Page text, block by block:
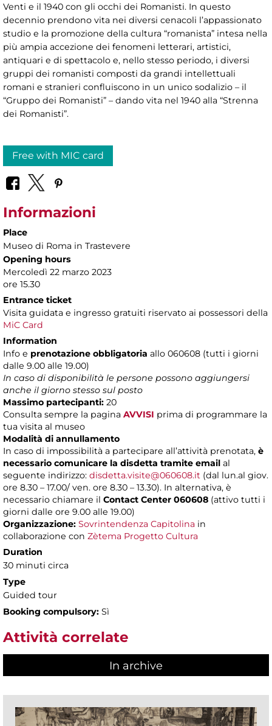
Venti e il 1940 con gli occhi dei Romanisti. In questo
decennio prendono vita nei diversi cenacoli l’appassionato
studio e la promozione della cultura “romanista” intesa nella
più ampia accezione dei fenomeni letterari, artistici,
antiquari e di spettacolo e, nello stesso periodo, i diversi
gruppi dei romanisti composti da grandi intellettuali
romani e stranieri confluiscono in un unico sodalizio – il
“Gruppo dei Romanisti” – dando vita nel 1940 alla “Strenna
dei Romanisti”.
Free with MIC card
Informazioni
Place
Museo di Roma in Trastevere
Opening hours
Mercoledì 22 marzo 2023
ore 15.30
Entrance ticket
Visita guidata e ingresso gratuiti riservato ai possessori della
MiC Card
Information
Info e prenotazione obbligatoria allo 060608 (tutti i giorni
dalle 9.00 alle 19.00)
In caso di disponibilità le persone possono aggiungersi
anche il giorno stesso sul posto
Massimo partecipanti: 20
Consulta sempre la pagina AVVISI prima di programmare la
tua visita al museo
Modalità di annullamento
In caso di impossibilità a partecipare all’attività prenotata, è
necessario comunicare la disdetta tramite email al
seguente indirizzo: disdetta.visite@060608.it (dal lun.al giov.
ore 8.30 – 17.00/ ven. ore 8.30 – 13.30). In alternativa, è
necessario chiamare il Contact Center 060608 (attivo tutti i
giorni dalle ore 9.00 alle 19.00)
Organizzazione: Sovrintendenza Capitolina in
collaborazione con Zètema Progetto Cultura
Duration
30 minuti circa
Type
Guided tour
Booking compulsory: Sì
Attività correlate
In archive